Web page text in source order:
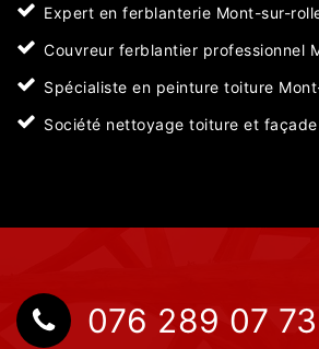
Expert en ferblanterie Mont-sur-
Couvreur ferblantier professionnel
Spécialiste en peinture toiture
Société nettoyage toiture et
076 289 07 73